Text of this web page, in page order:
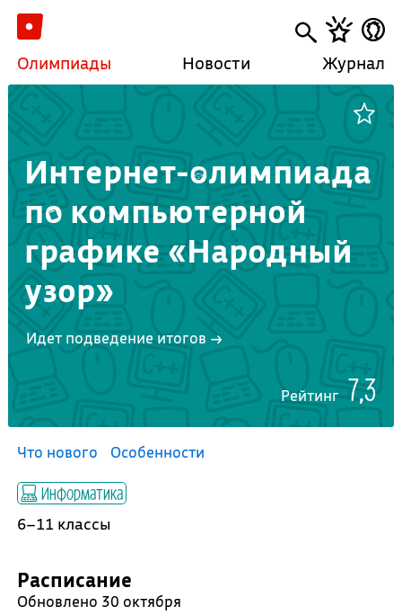
Олимпиады Новости Журнал
Интернет-олимпиада
по компьютерной
графике «Народный
узор»
Идет подведение итогов →
Рейтинг 7,3
Что нового Особенности
Информатика
6–11 классы
Расписание
Обновлено 30 октября